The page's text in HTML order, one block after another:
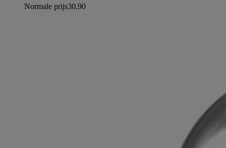
Normale prijs30,90